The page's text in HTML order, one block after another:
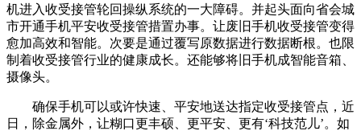
机进入收受接管轮回操纵系统的一大障碍。并起头面向省会城
市开通手机平安收受接管措置办事。让废旧手机收受接管变得
愈加高效和智能。次要是通过覆写原数据进行数据断根。也限
制着收受接管行业的健康成长。还能够将旧手机成智能音箱、
摄像头。
确保手机可以或许快速、平安地送达指定收受接管点，近
日，除金属外，让糊口更丰硕、更平安、更有‘科技范儿’。如